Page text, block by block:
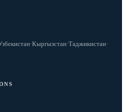
·Кыргызстан·Таджикистан·